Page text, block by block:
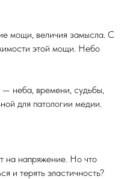
мощи, величия замысла. С
этой мощи. Небо
— неба, времени, судьбы,
для патологии медии.
напряжение. Но что
и терять эластичность?